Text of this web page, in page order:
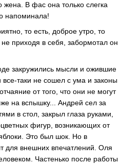
жена. В фас она только слегка
напоминала!
то есть, доброе утро, то
приходя в себя, забормотал он
закружились мысли и ожившие
таки не сошел с ума и законы
от того, что они не могут
на вспышку... Андрей сел за
в стол, закрыл глаза руками,
фигур, возникающих от
Это был шок. Но в
для внешних впечатлений. Оля
Частенько после работы